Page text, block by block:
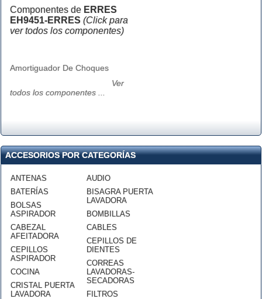
Componentes de ERRES
EH9451-ERRES (Click para
ver todos los componentes)
Amortiguador De Choques
Ver
todos los componentes ...
ACCESORIOS POR CATEGORÍAS
ANTENAS
BATERÍAS
BOLSAS
ASPIRADOR
CABEZAL
AFEITADORA
CEPILLOS
ASPIRADOR
COCINA
CRISTAL PUERTA
LAVADORA
AUDIO
BISAGRA PUERTA
LAVADORA
BOMBILLAS
CABLES
CEPILLOS DE
DIENTES
CORREAS
LAVADORAS-
SECADORAS
FILTROS